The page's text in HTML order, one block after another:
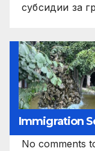
субсидии за
Immigration
No comments